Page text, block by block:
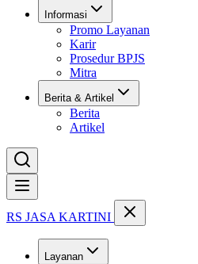
Informasi
Promo Layanan
Karir
Prosedur BPJS
Mitra
Berita & Artikel
Berita
Artikel
Buka menu
RS JASA KARTINI
Layanan